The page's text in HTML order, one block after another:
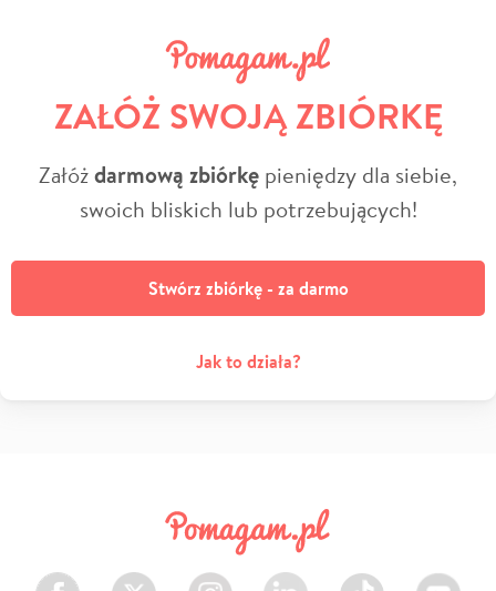
ZAŁÓŻ SWOJĄ ZBIÓRKĘ
Załóżdarmową zbiórkę pieniędzy dla siebie,
swoich bliskich lub potrzebujących!
Stwórz zbiórkę - za darmo
Jak to działa?
Facebook Twitter Instagram LinkedIn TikTok Youtube